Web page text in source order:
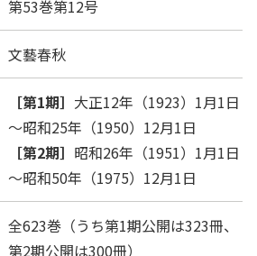
第53巻第12号
文藝春秋
［第1期］ 大正12年（1923）1月1日
～昭和25年（1950）12月1日
［第2期］ 昭和26年（1951）1月1日
～昭和50年（1975）12月1日
全623巻（うち第1期公開は323冊、
第2期公開は300冊）